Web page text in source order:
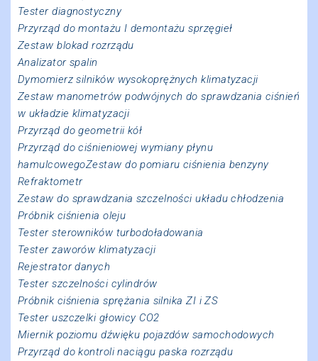
Tester diagnostyczny
Przyrząd do montażu I demontażu sprzęgieł
Zestaw blokad rozrządu
Analizator spalin
Dymomierz silników wysokoprężnychklimatyzacji
Zestaw manometrów podwójnych dosprawdzania ciśnień
w układzie klimatyzacji
Przyrząd do geometrii kół
Przyrząd do ciśnieniowej wymiany płynu
hamulcowegoZestaw do pomiaru ciśnienia benzyny
Refraktometr
Zestaw do sprawdzania szczelności układu chłodzenia
Próbnik ciśnienia oleju
Tester sterowników turbodoładowania
Tester zaworów klimatyzacji
Rejestrator danych
Tester szczelności cylindrów
Próbnik ciśnienia sprężania silnika ZI i ZS
Tester uszczelki głowicy CO2
Miernik poziomu dźwięku pojazdów samochodowych
Przyrząd do kontroli naciągu paska rozrządu